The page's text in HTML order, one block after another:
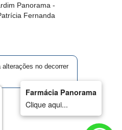
Farmácia Panorama
Clique aqui...
Panorama -
Fernanda
no decorrer